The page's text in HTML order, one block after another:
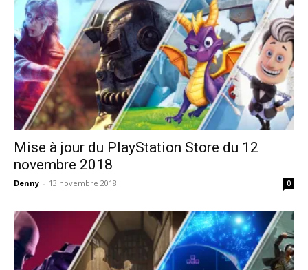
Mise à jour du PlayStation Store du 12
novembre 2018
Denny - 13 novembre 2018 0